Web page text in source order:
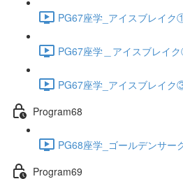
PG67座学_アイスブレイ
PG67座学＿アイスブレイ
PG67座学_アイスブレイ
Program68
PG68座学_ゴールデンサー
Program69